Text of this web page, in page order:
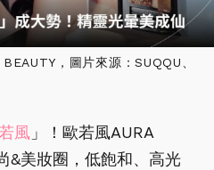
，圖片來源：SUQQU、
風 」！歐若風AURA
&美妝圈，低飽和、高光